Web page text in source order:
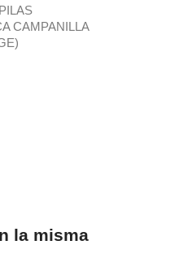
CAMPANILLA
la misma